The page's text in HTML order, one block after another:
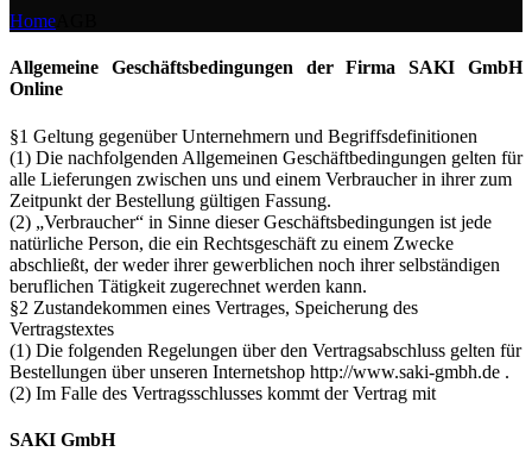
Home
Allgemeine Geschäftsbedingungen der Firma SAKI GmbH
Online
§1 Geltung gegenüber Unternehmern und Begriffsdefinitionen
(1) Die nachfolgenden Allgemeinen Geschäftbedingungen gelten für
alle Lieferungen zwischen uns und einem Verbraucher in ihrer zum
Zeitpunkt der Bestellung gültigen Fassung.
(2) „Verbraucher“ in Sinne dieser Geschäftsbedingungen ist jede
natürliche Person, die ein Rechtsgeschäft zu einem Zwecke
abschließt, der weder ihrer gewerblichen noch ihrer selbständigen
beruflichen Tätigkeit zugerechnet werden kann.
§2 Zustandekommen eines Vertrages, Speicherung des
Vertragstextes
(1) Die folgenden Regelungen über den Vertragsabschluss gelten für
Bestellungen über unseren Internetshop http://www.saki-gmbh.de .
(2) Im Falle des Vertragsschlusses kommt der Vertrag mit
SAKI GmbH